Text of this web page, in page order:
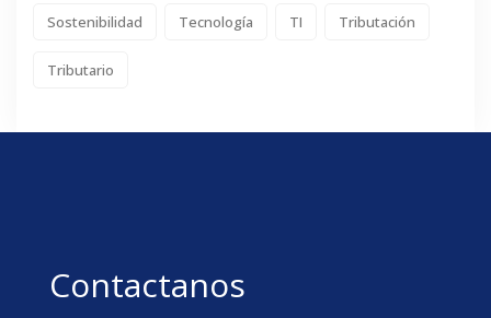
Sostenibilidad Tecnología TI Tributación
Tributario
Contactanos